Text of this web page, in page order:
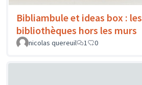
Bibliambule et ideas box : les
bibliothèques hors les murs
nicolas quereuil
1 0